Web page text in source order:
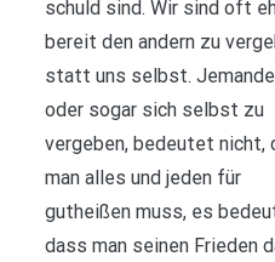
schuld sind. Wir sind oft
bereit den andern zu
statt uns selbst.
oder sogar sich selbst zu
vergeben, bedeutet nicht,
man alles und jeden für
gutheißen muss, es
dass man seinen Frieden